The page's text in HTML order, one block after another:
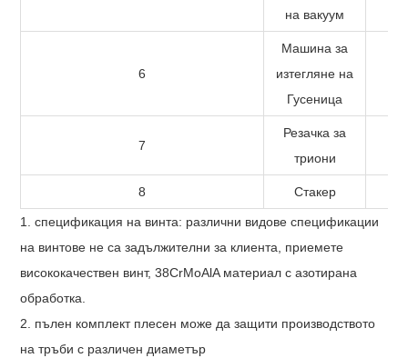
на вакуум
6
Машина за
изтегляне на
Гусеница
7
Резачка за
триони
8 Стакер
1. спецификация на винта: различни видове спецификации
на винтове не са задължителни за клиента, приемете
висококачествен винт, 38CrMoAlA материал с азотирана
обработка.
2. пълен комплект плесен може да защити производството
на тръби с различен диаметър